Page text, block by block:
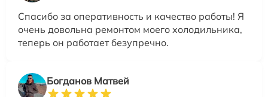
Спасибо за оперативность и качество работы! Я
очень довольна ремонтом моего холодильника,
теперь он работает безупречно.
Богданов Матвей